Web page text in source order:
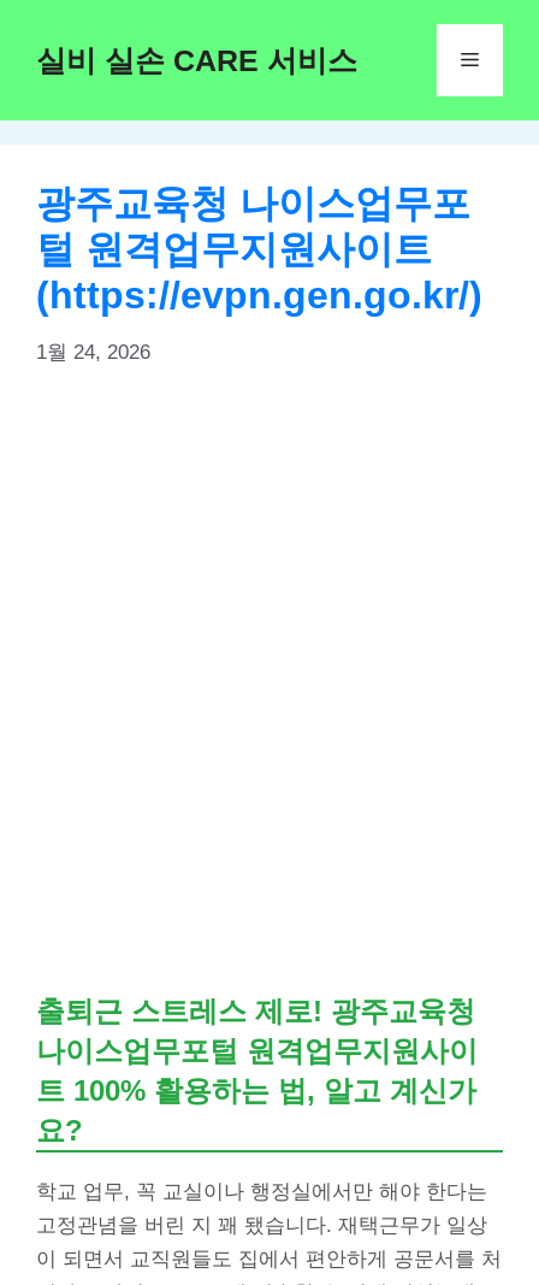
content
실비 실손 CARE 서비스 Menu
광주교육청 나이스업무포
털 원격업무지원사이트
(https://evpn.gen.go.kr/)
1월 24, 2026
출퇴근 스트레스 제로! 광주교육청
나이스업무포털 원격업무지원사이
트 100% 활용하는 법, 알고 계신가
요?
학교 업무, 꼭 교실이나 행정실에서만 해야 한다는
고정관념을 버린 지 꽤 됐습니다. 재택근무가 일상
이 되면서 교직원들도 집에서 편안하게 공문서를 처